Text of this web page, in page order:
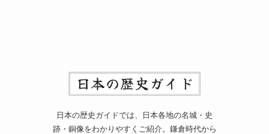
日本の歴史ガイドでは、日本各地の名城・史
跡・銅像をわかりやすくご紹介。鎌倉時代から